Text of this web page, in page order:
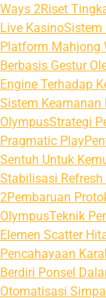
Ways 2Riset
Live KasinoSistem
Platform Mahjong
Berbasis Gestur
Engine Terhadap
Sistem Keamanan
OlympusStrategi
Pragmatic Play
Sentuh Untuk
Stabilisasi
2Pembaruan
OlympusTeknik
Elemen Scatter
Pencahayaan
Berdiri Ponsel
Otomatisasi